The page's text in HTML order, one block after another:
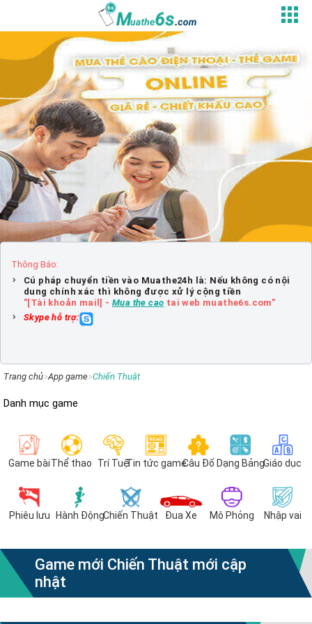
Thông Báo:
Cú pháp chuyển tiền vào Muathe24h là: Nếu không có nội
dung chính xác thì không được xử lý cộng tiền
"[Tài khoản mail] - Mua the cao tai web muathe6s.com"
Skype hỗ trợ:
Trang chủ>App game>Chiến Thuật
Danh mục game
Game bàiThể thao Trí TuệTin tức gameCâu Đố Dạng BảngGiáo dục
Phiêu lưu Hành ĐộngChiến Thuật Đua Xe Mô Phỏng Nhập vai
Game mới Chiến Thuật mới cập
nhật